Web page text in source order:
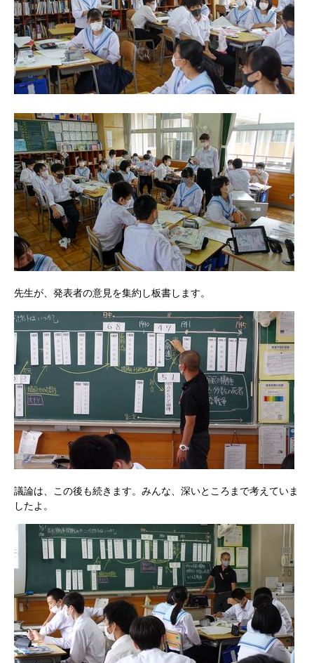
先生が、発表者の意見を集約し板書します。
議論は、この後も続きます。みんな、深いところまで考えていま
したよ。